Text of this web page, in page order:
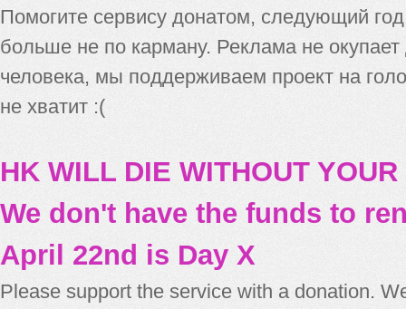
Помогите сервису донатом, следующий
больше не по карману. Реклама не
человека, мы поддерживаем проект на
не хватит :(
HK WILL DIE WITHOUT
We don't have the funds to
April 22nd is Day X
Please support the service with a donation.